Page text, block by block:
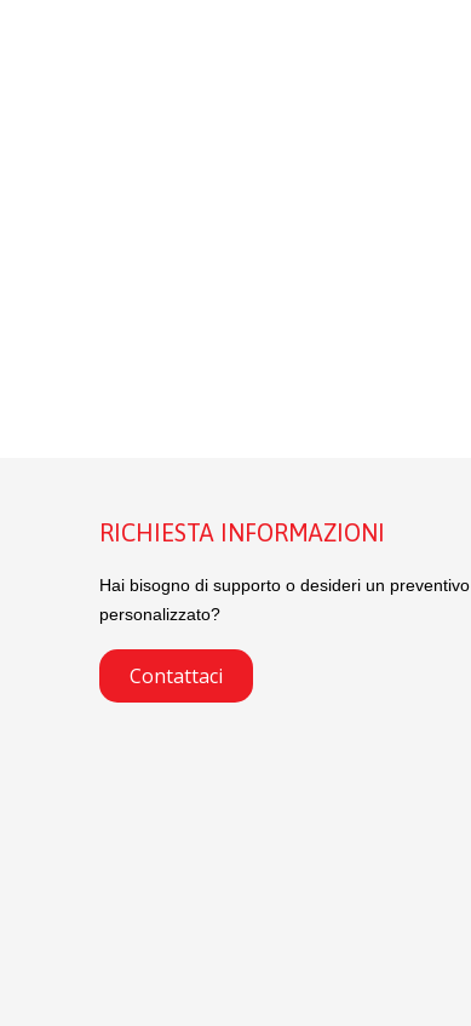
RICHIESTA INFORMAZIONI
Hai bisogno di supporto o desideri un preventivo
personalizzato?
Contattaci